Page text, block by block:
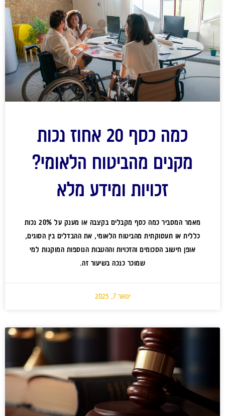
כמה כסף 20 אחוז נכות
מקנים מהביטוח הלאומי?
זכויות ומידע מלא
מאמר המסביר כמה כסף מקבלים בקצבה או מענק על 20% נכות
כללית או תעסוקתית מהביטוח הלאומי, את ההבדלים בין הסוגים,
אופן חישוב הסכומים והזכויות וההטבות הנוספות המוקנות למי
שמוכר כנכה בשיעור זה.
ינואר 7, 2025